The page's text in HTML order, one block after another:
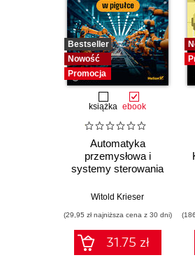
Bestseller
Nowość
Promocja
książka ebook
Automatyka
przemysłowa i
systemy sterowania
Witold Krieser
(29,95 zł najniższa cena z 30 dni)
31.75 zł